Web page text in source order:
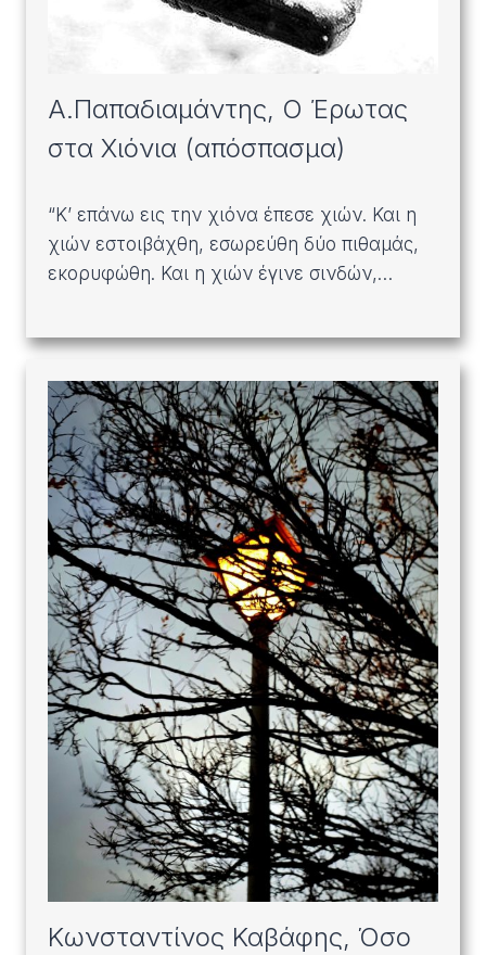
Α.Παπαδιαμάντης, Ο Έρωτας
στα Χιόνια (απόσπασμα)
“Κ’ επάνω εις την χιόνα έπεσε χιών. Και η
χιών εστοιβάχθη, εσωρεύθη δύο πιθαμάς,
εκορυφώθη. Και η χιών έγινε σινδών,…
Κωνσταντίνος Καβάφης, Όσο